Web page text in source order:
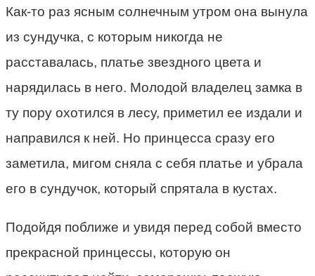
Как-то раз ясным солнечным утром она вынула
из сундучка, с которым никогда не
расставалась, платье звездного цвета и
нарядилась в него. Молодой владелец замка в
ту пору охотился в лесу, приметил ее издали и
направился к ней. Но принцесса сразу его
заметила, мигом сняла с себя платье и убрала
его в сундучок, который спрятала в кустах.
Подойдя поближе и увидя перед собой вместо
прекрасной принцессы, которую он